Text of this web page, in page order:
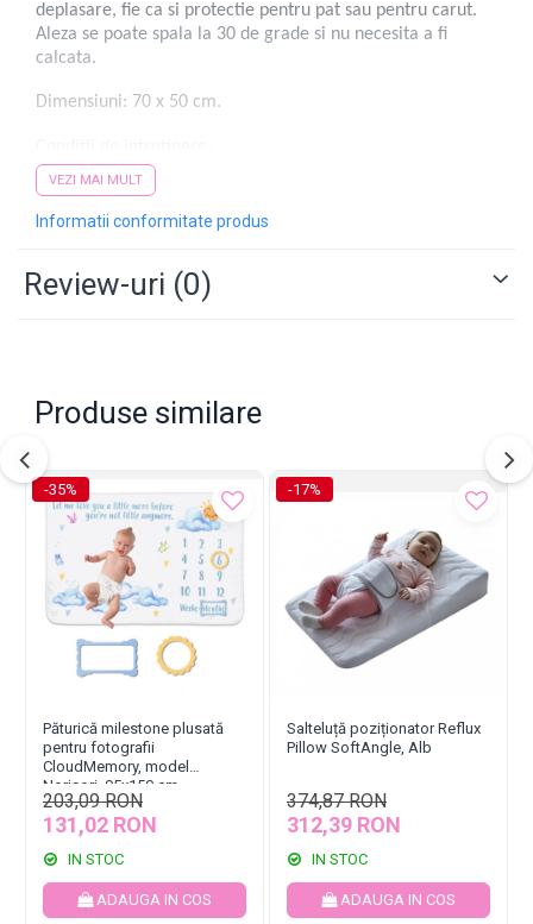
deplasare, fie ca si protectie pentru pat sau pentru carut.
Aleza se poate spala la 30 de grade si nu necesita a fi
calcata.
Dimensiuni: 70 x 50 cm.
- nu se folosesc inalbitori chimici.
- se spala la 30°C automat.
VEZI MAI MULT
Informatii conformitate produs
Review-uri (0)
Produse similare
-35%
Păturică milestone plusată
pentru fotografii
CloudMemory, model
Norisori, 95x150 cm
203,09 RON
131,02 RON
IN STOC
ADAUGA IN COS
-17%
Salteluță poziționator Reflux
Pillow SoftAngle, Alb
374,87 RON
312,39 RON
IN STOC
ADAUGA IN COS